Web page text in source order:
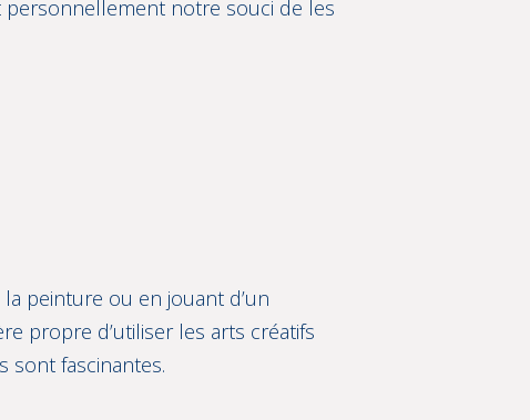
personnellement notre souci de les
peinture ou en jouant d’un
propre d’utiliser les arts créatifs
sont fascinantes.